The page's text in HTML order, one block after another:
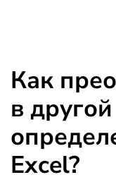
Как
в
Excel?